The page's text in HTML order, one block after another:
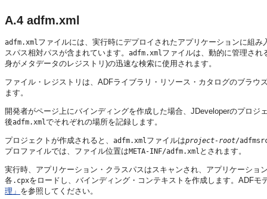
A.4 adfm.xml
adfm.xmlファイルには、実行時にデプロイされたアプリケーションに組
スパス相対パスが含まれています。 adfm.xmlファイルは、動的に管理され
身がメタデータのレジストリ)の迅速な検索に使用されます。
ファイル・レジストリは、ADFライブラリ・リソース・カタログのブラ
ます。
開発者がページ上にバインディングを作成した場合、JDeveloperのプロ
後adfm.xmlでそれぞれの場所を記録します。
プロジェクトが作成されると、 adfm.xmlファイルはproject-root/
プロファイルでは、ファイル位置はMETA-INF/adfm.xml とされます。
実行時、アプリケーション・クラスパスはスキャンされ、アプリケーショ
各 .cpxをロードし、バインディング・コンテキストを作成します。ADFモ
理」 を参照してください。